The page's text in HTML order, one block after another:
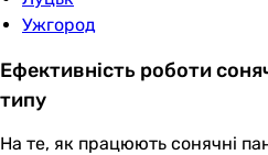
Ужгород
Ефективність роботи
типу
На те, як працюють сонячні